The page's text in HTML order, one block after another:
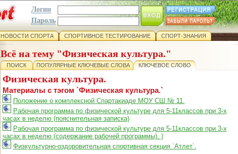
Логин
Пароль
НОВОСТИ СПОРТА СПОРТИВНОЕ ТЕСТИРОВАНИЕ СПОРТ-ЗНАНИЯ
Всё на тему "Физическая культура."
ПОИСК ПОПУЛЯРНЫЕ КЛЮЧЕВЫЕ СЛОВА КЛЮЧЕВОЕ СЛОВО
Физическая культура.
Материалы с тэгом `Физическая культура.`
Положение о комплексной Спартакиаде МОУ СШ № 11.
Рабочая программа по физической культуре для 5-11классов при 3-х
часах в неделю (пояснительная записка)
Рабочая программа по физической культуре для 5-11классов при 3-х
часах в неделю (содержание рабочей программы). )
Физкультурно-оздоровительная спортивная секция `Атлет`.